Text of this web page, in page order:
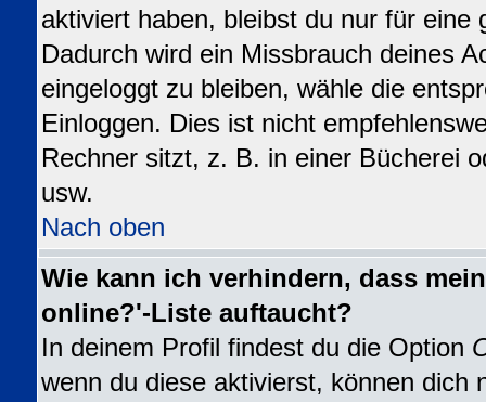
aktiviert haben, bleibst du nur für eine
Dadurch wird ein Missbrauch deines
eingeloggt zu bleiben, wähle die
Einloggen. Dies ist nicht
Rechner sitzt, z. B. in einer Bücherei
usw.
Nach oben
Wie kann ich verhindern, dass
online?'-Liste auftaucht?
In deinem Profil findest du die Option
wenn du diese aktivierst, können dich